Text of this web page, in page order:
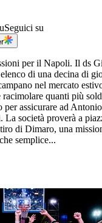
Seguici su
per il Napoli. Il ds
di una decina di
nel mercato
quanti più
per assicurare ad
società proverà a
di Dimaro, una
semplice...